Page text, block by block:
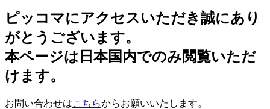
ピッコマにアクセスいただき誠にあり
がとうございます。
本ページは日本国内でのみ閲覧いただ
けます。
お問い合わせはこちらからお願いいたします。